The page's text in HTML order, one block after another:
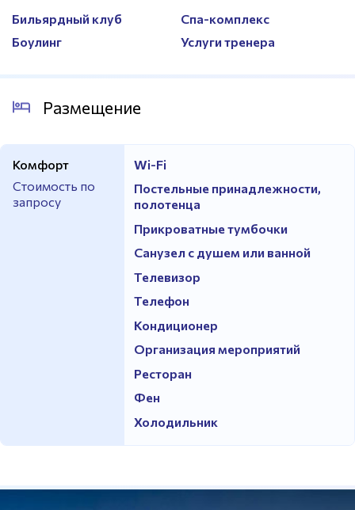
Бильярдный клуб
Спа-комплекс
Боулинг
Услуги тренера
Размещение
Комфорт
Стоимость по
запросу
Wi-Fi
Постельные принадлежности,
полотенца
Прикроватные тумбочки
Санузел с душем или ванной
Телевизор
Телефон
Кондиционер
Организация мероприятий
Ресторан
Фен
Холодильник